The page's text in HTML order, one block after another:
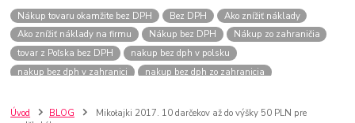
Nákup tovaru okamžite bez DPH Bez DPH
Ako znížiť náklady
Ako znížiť náklady na firmu
Nákup bez DPH
Nákup zo zahraničia
tovar z Poľska bez DPH
nakup bez dph v polsku
nakup bez dph v zahranici
nakup bez dph zo zahranicia
szco nakup bez dph
Smart hodinky pre deti
Úvod BLOG
Mikołajki 2017. 10 darčekov až do výšky 50 PLN pre